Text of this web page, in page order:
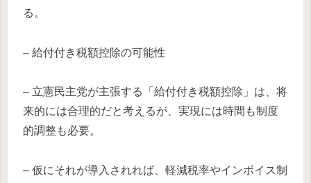
る。
– 給付付き税額控除の可能性
– 立憲民主党が主張する「給付付き税額控除」は、将
来的には合理的だと考えるが、実現には時間も制度
的調整も必要。
– 仮にそれが導入されれば、軽減税率やインボイス制